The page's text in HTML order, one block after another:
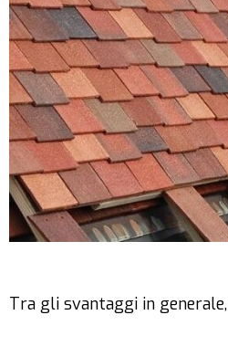
Tra gli svantaggi in